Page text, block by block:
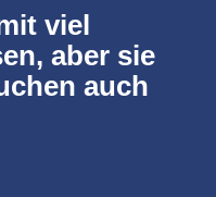
viel
aber sie
auch